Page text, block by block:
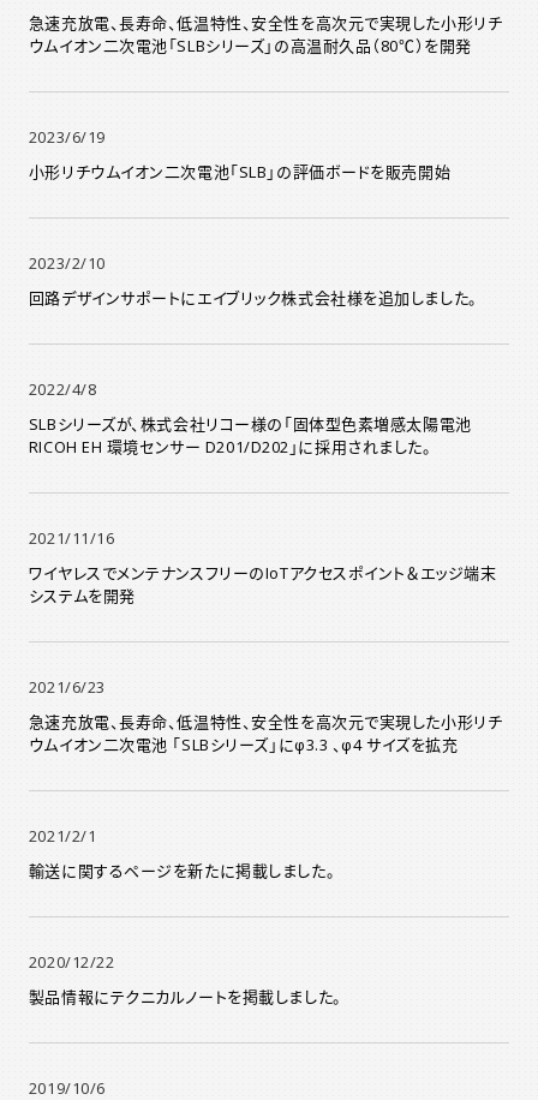
急速充放電、長寿命、低温特性、安全性を高次元で実現した小形リチ
ウムイオン二次電池「SLBシリーズ」の高温耐久品（80℃）を開発
2023/6/19
小形リチウムイオン二次電池「SLB」の評価ボードを販売開始
2023/2/10
回路デザインサポートにエイブリック株式会社様を追加しました。
2022/4/8
SLBシリーズが、株式会社リコー様の「固体型色素増感太陽電池
RICOH EH 環境センサー D201/D202」に採用されました。
2021/11/16
ワイヤレスでメンテナンスフリーのIoTアクセスポイント＆エッジ端末
システムを開発
2021/6/23
急速充放電、長寿命、低温特性、安全性を高次元で実現した小形リチ
ウムイオン二次電池 「SLBシリーズ」にφ3.3 、φ4 サイズを拡充
2021/2/1
輸送に関するページを新たに掲載しました。
2020/12/22
製品情報にテクニカルノートを掲載しました。
2019/10/6